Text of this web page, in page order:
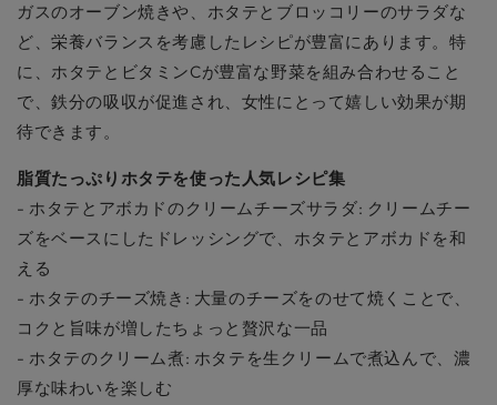
ガスのオーブン焼きや、ホタテとブロッコリーのサラダな
ど、栄養バランスを考慮したレシピが豊富にあります。特
に、ホタテとビタミンCが豊富な野菜を組み合わせること
で、鉄分の吸収が促進され、女性にとって嬉しい効果が期
待できます。
脂質たっぷりホタテを使った人気レシピ集
- ホタテとアボカドのクリームチーズサラダ: クリームチー
ズをベースにしたドレッシングで、ホタテとアボカドを和
える
- ホタテのチーズ焼き: 大量のチーズをのせて焼くことで、
コクと旨味が増したちょっと贅沢な一品
- ホタテのクリーム煮: ホタテを生クリームで煮込んで、濃
厚な味わいを楽しむ